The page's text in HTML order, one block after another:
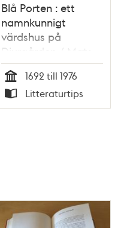
Blå Porten : ett
namnkunnigt
värdshus på
Djurgården / Mats
Rehnberg
Tid
1692 till 1976
Typ
Litteraturtips